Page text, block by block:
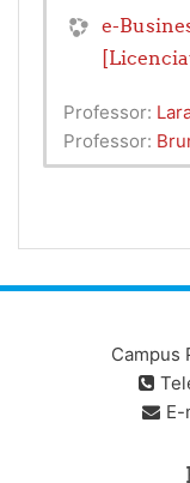
e-
Professor:
Professor:
Campus
E-